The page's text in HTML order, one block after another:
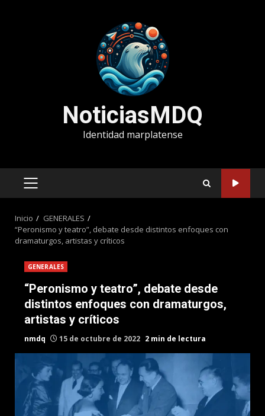
NoticiasMDQ
Identidad marplatense
MENÚ
Inicio
GENERALES
“Peronismo y teatro”, debate desde distintos enfoques con
dramaturgos, artistas y críticos
GENERALES
“Peronismo y teatro”, debate desde
distintos enfoques con dramaturgos,
artistas y críticos
nmdq 15 de octubre de 2022 2 min de lectura